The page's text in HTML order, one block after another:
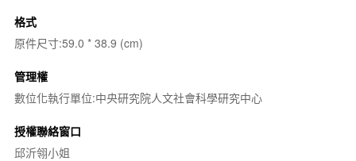
格式
原件尺寸:59.0 * 38.9 (cm)
管理權
數位化執行單位:中央研究院人文社會科學研究中心
授權聯絡窗口
邱沂翎小姐